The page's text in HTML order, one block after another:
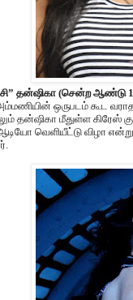
தன்ஷிகா (சென்ற ஆண்டு
ஒருபடம் கூட
தன்ஷிகா மீதுள்ள
வெளியீட்டு விழா